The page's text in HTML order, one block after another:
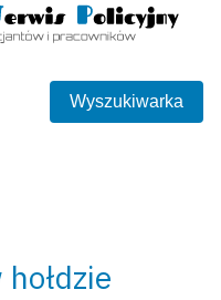
Wyszukiwarka